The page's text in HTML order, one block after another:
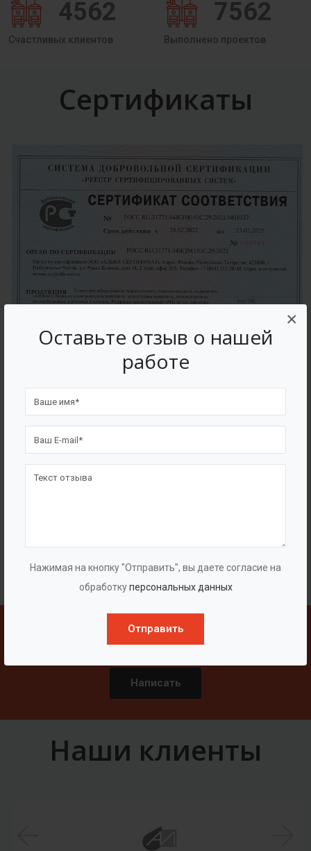
Оставьте отзыв о нашей
работе
Нажимая на кнопку "Отправить", вы даете согласие на
обработкуперсональных данных
Отправить
×
4562
Счастливых клиентов
7562
Выполнено проектов
Сертификаты
Свяжитесь с нами
Написать
Наши клиенты